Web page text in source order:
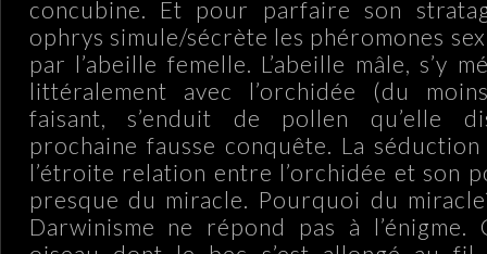
concubine. Et pour parfaire son
ophrys simule/sécrète les phéromones
par l’abeille femelle. L’abeille mâle, s’y
littéralement avec l’orchidée (du
faisant, s’enduit de pollen qu’elle
prochaine fausse conquête. La
l’étroite relation entre l’orchidée et son
presque du miracle. Pourquoi du
Darwinisme ne répond pas à l’énigme.